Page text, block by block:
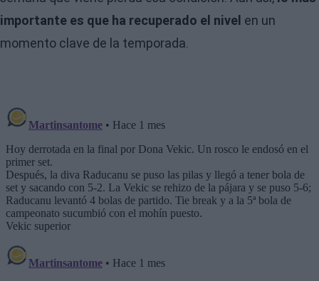
importante es que ha recuperado el nivel en un
momento clave de la temporada.